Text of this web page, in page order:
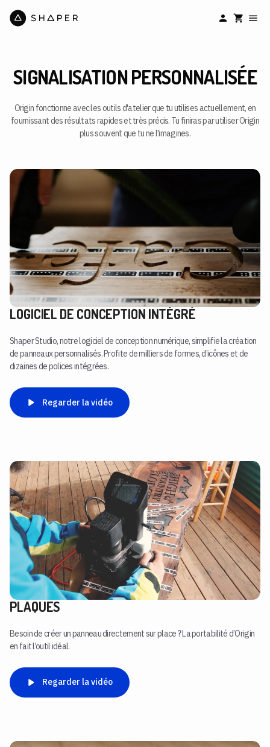
SIGNALISATION PERSONNALISÉE
Origin fonctionne avec les outils d'atelier que tu utilises actuellement, en
fournissant des résultats rapides et très précis. Tu finiras par utiliser Origin
plus souvent que tu ne l'imagines.
LOGICIEL DE CONCEPTION INTÉGRÉ
Shaper Studio, notre logiciel de conception numérique, simplifie la création
de panneaux personnalisés. Profite de milliers de formes, d’icônes et de
dizaines de polices intégrées.
Regarder la vidéo
PLAQUES
Besoin de créer un panneau directement sur place ? La portabilité d’Origin
en fait l’outil idéal.
Regarder la vidéo